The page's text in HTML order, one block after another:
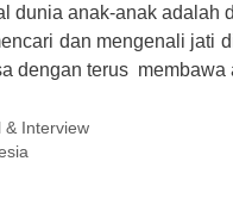
dunia anak-anak
dan mengenali jati
dengan terus
& Interview